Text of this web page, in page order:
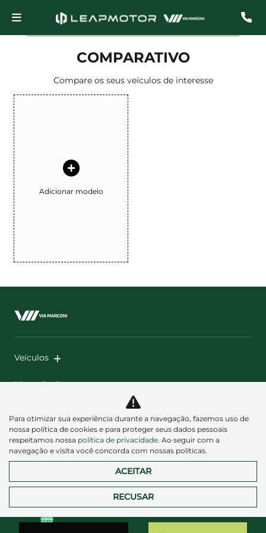
COMPARATIVO
Compare os seus veículos de interesse
Adicionar modelo
Veículos
Mapa do site
Políticas de Pagamento e
Transparência Fiscal
Para otimizar sua experiência durante a navegação, fazemos uso de
nossa política de cookies e para proteger seus dados pessoais
respeitamos nossa política de privacidade. Ao seguir com a
navegação e visita você concorda com nossas políticas.
ACEITAR
RECUSAR